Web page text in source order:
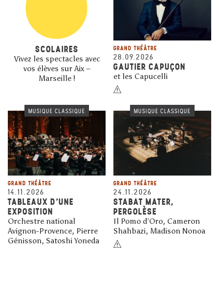
SCOLAIRES
Vivez les spectacles avec
vos élèves sur Aix –
Marseille !
GRAND THÉÂTRE
28.09.2026
GAUTIER CAPUÇON
et les Capucelli
MUSIQUE CLASSIQUE
GRAND THÉÂTRE
14.11.2026
TABLEAUX D'UNE
EXPOSITION
Orchestre national
Avignon-Provence, Pierre
Génisson, Satoshi Yoneda
MUSIQUE CLASSIQUE
GRAND THÉÂTRE
24.11.2026
STABAT MATER,
PERGOLÈSE
Il Pomo d’Oro, Cameron
Shahbazi, Madison Nonoa